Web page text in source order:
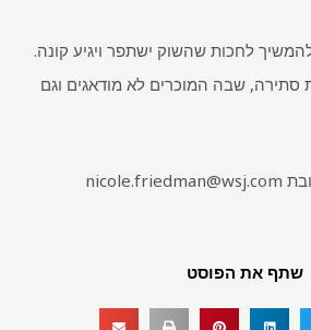
לחכות שהשוק ישתפר ויגיע קונה.
סתירה, שבה המוכרים לא מודאגים וגם
nicole.friedman@wsj.com
שתף את הפוסט